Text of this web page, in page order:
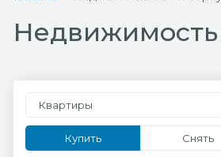
Недвижимость
Квартиры
Купить Снять